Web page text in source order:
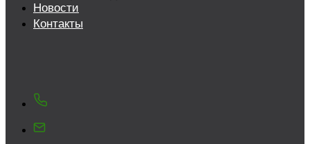
Новости
Контакты